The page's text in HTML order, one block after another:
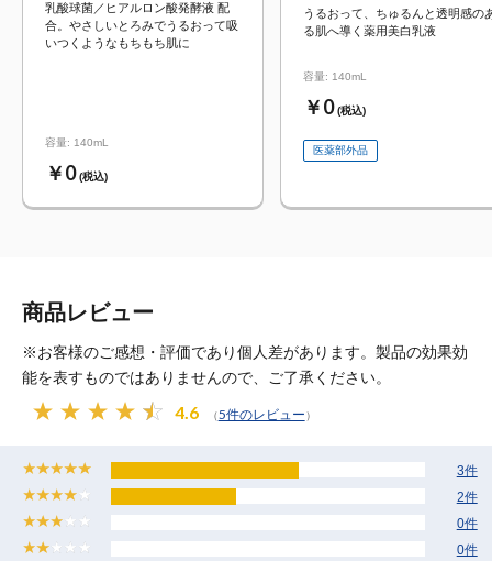
乳酸球菌／ヒアルロン酸発酵液 配
合。やさしいとろみでうるおって吸
いつくようなもちもち肌に
容量: 140mL
￥0(税込)
うるおって、ちゅるんと透明感の
る肌へ導く薬用美白乳液
容量: 140mL
￥0(税込)
医薬部外品
商品レビュー
※お客様のご感想・評価であり個人差があります。製品の効果効
能を表すものではありませんので、ご了承ください。
4.6 （5件のレビュー）
3件
2件
0件
0件